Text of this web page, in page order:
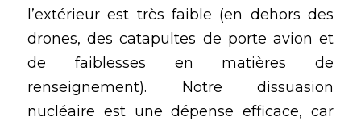
l’extérieur est très faible (en dehors des
drones, des catapultes de porte avion et
de faiblesses en matières de
renseignement). Notre dissuasion
nucléaire est une dépense efficace, car